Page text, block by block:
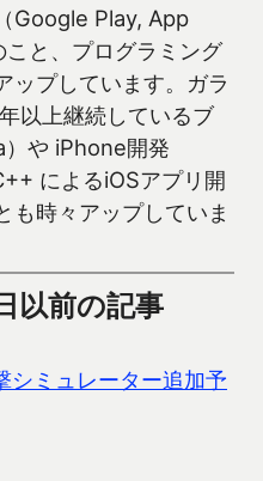
Google Play, App
と、プログラミング
ップしています。ガラ
以上継続しているブ
や iPhone開発
によるiOSアプリ開
も時々アップしていま
以前の記事
シミュレーター追加予